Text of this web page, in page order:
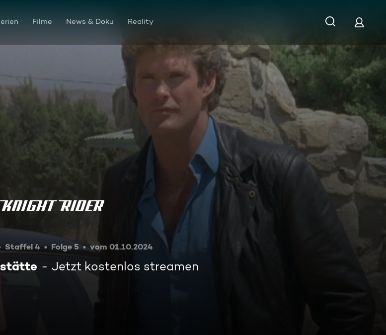
Filme News & Doku Reality
Staffel 4 Folge 5 vom 01.10.2024
Jetzt kostenlos streamen